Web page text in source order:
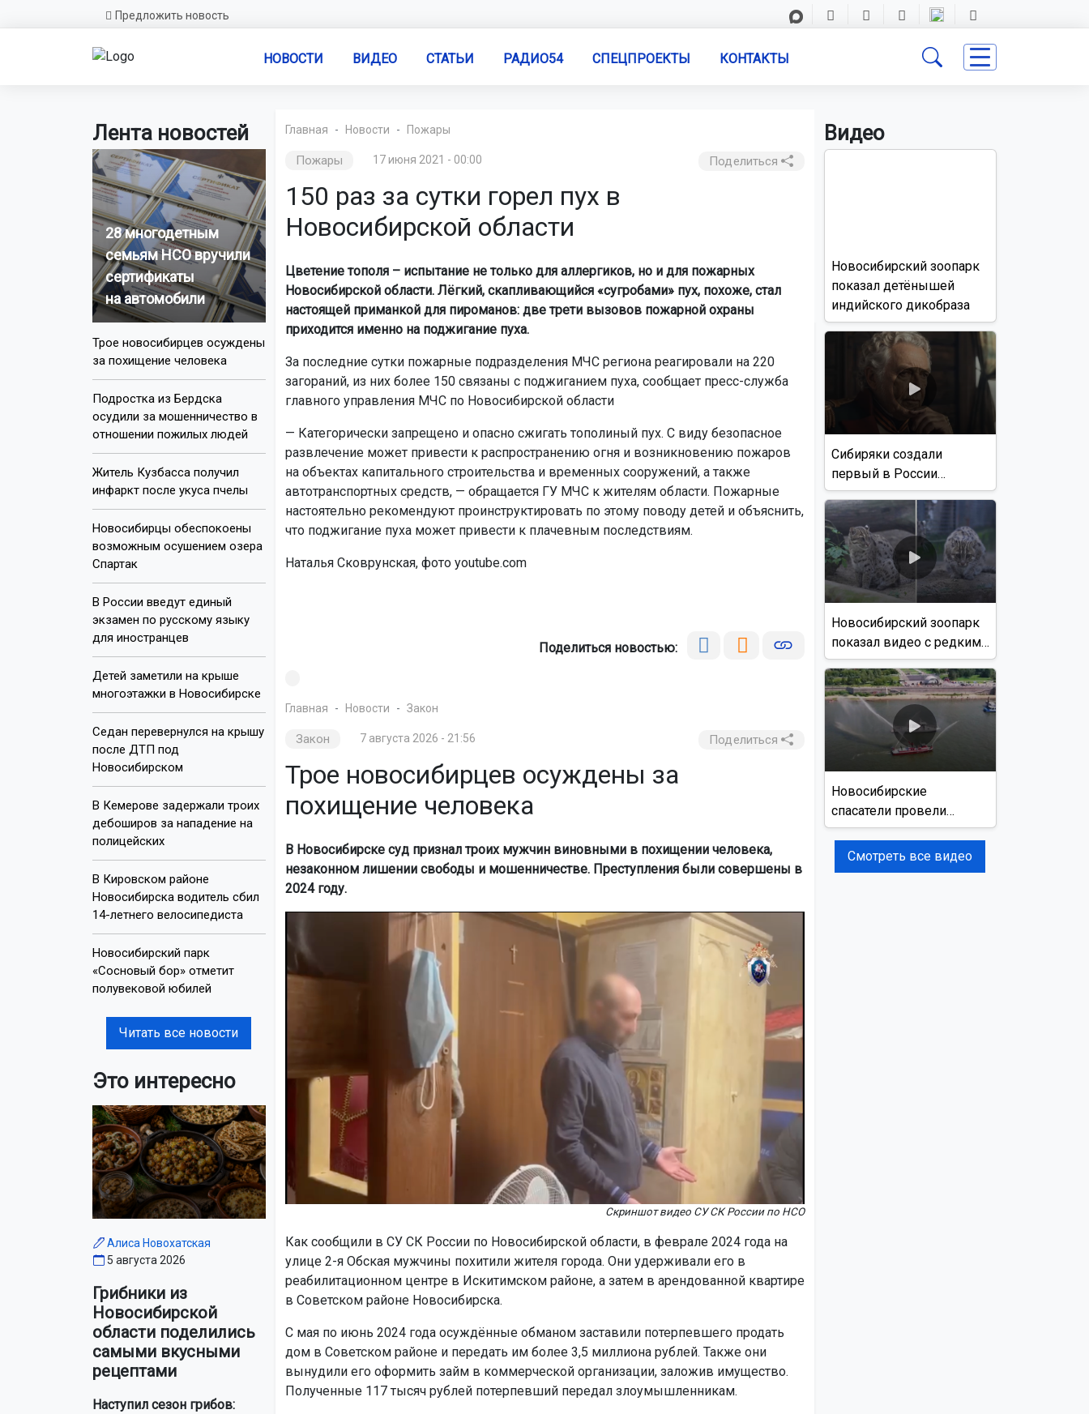
Предложить новость
НОВОСТИ ВИДЕО СТАТЬИ РАДИО54 СПЕЦПРОЕКТЫ КОНТАКТЫ
Лента новостей
28 многодетным
семьям НСО вручили
сертификаты
на автомобили
Трое новосибирцев осуждены
за похищение человека
Подростка из Бердска
осудили за мошенничество в
отношении пожилых людей
Житель Кузбасса получил
инфаркт после укуса пчелы
Новосибирцы обеспокоены
возможным осушением озера
Спартак
В России введут единый
экзамен по русскому языку
для иностранцев
Детей заметили на крыше
многоэтажки в Новосибирске
Седан перевернулся на крышу
после ДТП под
Новосибирском
В Кемерове задержали троих
дебоширов за нападение на
полицейских
В Кировском районе
Новосибирска водитель сбил
14-летнего велосипедиста
Новосибирский парк
«Сосновый бор» отметит
полувековой юбилей
Читать все новости
Это интересно
Алиса Новохатская
5 августа 2026
Грибники из
Новосибирской
области поделились
самыми вкусными
рецептами
Наступил сезон грибов:
Главная Новости Пожары
Пожары 17 июня 2021 - 00:00 Поделиться
150 раз за сутки горел пух в
Новосибирской области
Цветение тополя – испытание не только для аллергиков, но и для пожарных
Новосибирской области. Лёгкий, скапливающийся «сугробами» пух, похоже, стал
настоящей приманкой для пироманов: две трети вызовов пожарной охраны
приходится именно на поджигание пуха.
За последние сутки пожарные подразделения МЧС региона реагировали на 220
загораний, из них более 150 связаны с поджиганием пуха, сообщает пресс-служба
главного управления МЧС по Новосибирской области
— Категорически запрещено и опасно сжигать тополиный пух. С виду безопасное
развлечение может привести к распространению огня и возникновению пожаров
на объектах капитального строительства и временных сооружений, а также
автотранспортных средств, — обращается ГУ МЧС к жителям области. Пожарные
настоятельно рекомендуют проинструктировать по этому поводу детей и объяснить,
что поджигание пуха может привести к плачевным последствиям.
Наталья Сковрунская, фото youtube.com
Поделиться новостью:
Главная Новости Закон
Закон 7 августа 2026 - 21:56 Поделиться
Трое новосибирцев осуждены за
похищение человека
В Новосибирске суд признал троих мужчин виновными в похищении человека,
незаконном лишении свободы и мошенничестве. Преступления были совершены в
2024 году.
Скриншот видео СУ СК России по НСО
Как сообщили в СУ СК России по Новосибирской области, в феврале 2024 года на
улице 2-я Обская мужчины похитили жителя города. Они удерживали его в
реабилитационном центре в Искитимском районе, а затем в арендованной квартире
в Советском районе Новосибирска.
С мая по июнь 2024 года осуждённые обманом заставили потерпевшего продать
дом в Советском районе и передать им более 3,5 миллиона рублей. Также они
вынудили его оформить займ в коммерческой организации, заложив имущество.
Полученные 117 тысяч рублей потерпевший передал злоумышленникам.
Видео
Новосибирский зоопарк
показал детёнышей
индийского дикобраза
Сибиряки создали
первый в России
документальный фильм
с использованием ИИ
Новосибирский зоопарк
показал видео с редким
виверровым котом
Новосибирские
спасатели провели
учения на реке Обь
Смотреть все видео